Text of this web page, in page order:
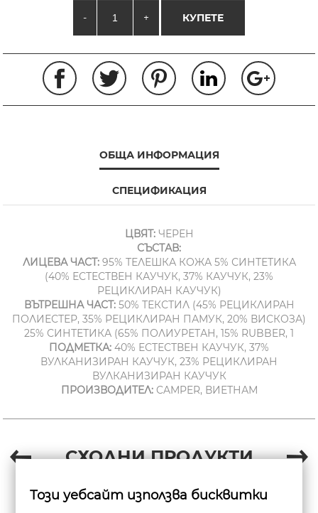
- + КУПЕТЕ
ОБЩА ИНФОРМАЦИЯ
СПЕЦИФИКАЦИЯ
ЦВЯТ:ЧЕРЕН
СЪСТАВ:
ЛИЦЕВА ЧАСТ:95% ТЕЛЕШКА КОЖА 5% СИНТЕТИКА
(40% ЕСТЕСТВЕН КАУЧУК, 37% КАУЧУК, 23%
РЕЦИКЛИРАН КАУЧУК)
ВЪТРЕШНА ЧАСТ:50% ТЕКСТИЛ (45% РЕЦИКЛИРАН
ПОЛИЕСТЕР, 35% РЕЦИКЛИРАН ПАМУК, 20% ВИСКОЗА)
25% СИНТЕТИКА (65% ПОЛИУРЕТАН, 15% RUBBER, 1
ПОДМЕТКА: 40% ЕСТЕСТВЕН КАУЧУК, 37%
ВУЛКАНИЗИРАН КАУЧУК, 23% РЕЦИКЛИРАН
ВУЛКАНИЗИРАН КАУЧУК
ПРОИЗВОДИТЕЛ:CAMPER, ВИЕТНАМ
СХОДНИ ПРОДУКТИ
Този уебсайт използва бисквитки